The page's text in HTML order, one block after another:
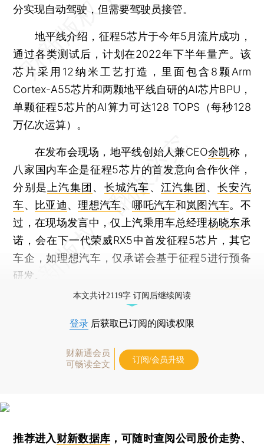
分实现自动驾驶，但需要驾驶员接管。
地平线介绍，征程5芯片于今年5月流片成功，
通过各类测试后，计划在2022年下半年量产。该
芯片采用12纳米工艺打造，里面包含8颗Arm
Cortex-A55芯片和两颗地平线自研的AI芯片BPU，
单颗征程5芯片的AI算力可达128 TOPS（每秒128
万亿次运算）。
在发布会现场，地平线创始人兼CEO余凯称，
八家国内车企是征程5芯片的首发意向合作伙伴，
分别是 上汽集团 、 长城汽车、 江汽集团 、长安汽
车、 比亚迪、理想汽车、哪吒汽车和岚图汽车。不
过，在现场发言中，仅上汽乘用车总经理杨晓东承
诺，会在下一代荣威RX5中首发征程5芯片，其它
车企，如理想汽车，仅承诺会基于征程5进行预备
研发。
本文共计2119字 订阅后继续阅读
登录 后获取已订阅的阅读权限
财新通会员
可畅读全文
订阅/会员升级
推荐进入财新数据库 ，可随时查阅公司股价走势、